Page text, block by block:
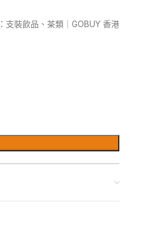
裝飲品、茶類｜GOBUY 香港